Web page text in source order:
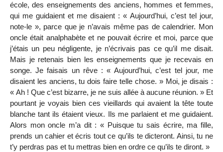
école, des enseignements des anciens, hommes et femmes,
qui me guidaient et me disaient : « Aujourd’hui, c’est tel jour,
note-le », parce que je n’avais même pas de calendrier. Mon
oncle était analphabète et ne pouvait écrire et moi, parce que
j’étais un peu négligente, je n’écrivais pas ce qu’il me disait.
Mais je retenais bien les enseignements que je recevais en
songe. Je faisais un rêve : « Aujourd’hui, c’est tel jour, me
disaient les anciens, tu dois faire telle chose. » Moi, je disais :
« Ah ! Que c’est bizarre, je ne suis allée à aucune réunion. » Et
pourtant je voyais bien ces vieillards qui avaient la tête toute
blanche tant ils étaient vieux. Ils me parlaient et me guidaient.
Alors mon oncle m’a dit : « Puisque tu sais écrire, ma fille,
prends un cahier et écris tout ce qu’ils te dicteront. Ainsi, tu ne
t’y perdras pas et tu mettras bien en ordre ce qu’ils te diront. »